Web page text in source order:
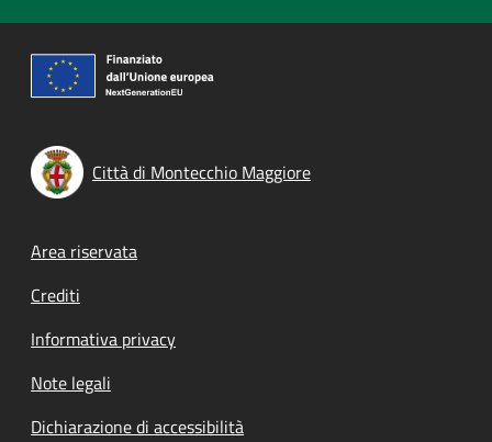
Città di Montecchio Maggiore
Footer menu
Area riservata
Crediti
Informativa privacy
Note legali
Dichiarazione di accessibilità